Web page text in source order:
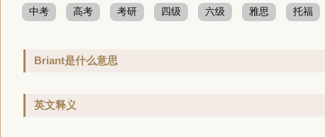
中考 高考 考研 四级 六级 雅思 托福
Briant是什么意思
英文释义